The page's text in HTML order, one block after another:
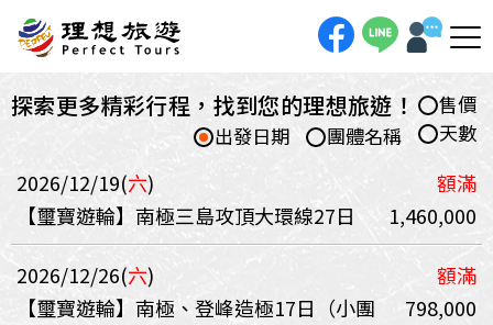
探索更多精彩行程，找到您的理想旅遊！
售價
天數
團體名稱
出發日期
2026/12/19(六)
額滿
【璽寶遊輪】南極三島攻頂大環線27日
1,460,000
2026/12/26(六)
額滿
【璽寶遊輪】南極、登峰造極17日（小團
798,000